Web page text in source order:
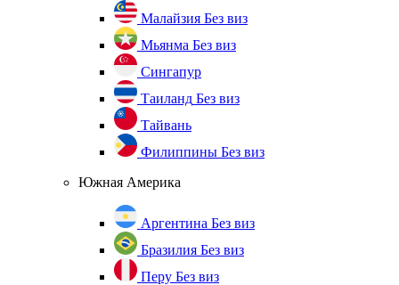
Малайзия Без виз
Мьянма Без виз
Сингапур
Таиланд Без виз
Тайвань
Филиппины Без виз
Южная Америка
Аргентина Без виз
Бразилия Без виз
Перу Без виз